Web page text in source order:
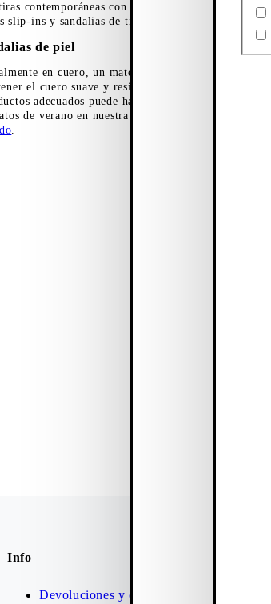
contemporáneas con un toque chunky
slip-ins y sandalias de tiras
de piel
en cuero, un material natural que requiere
el cuero suave y resistente.
adecuados puede hacer una gran diferencia.
de verano en nuestra
.
Info
Devoluciones y cambios